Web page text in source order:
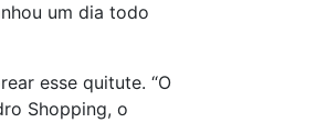
um dia todo
esse quitute. “O
Shopping, o